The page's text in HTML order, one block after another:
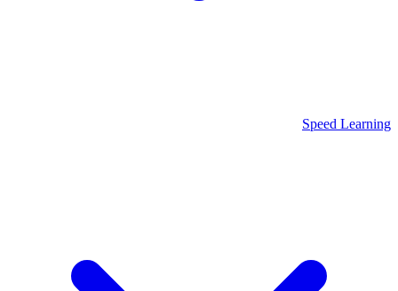
Speed Learning